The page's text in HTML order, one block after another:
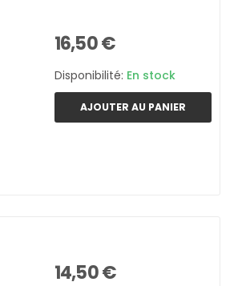
16,50 €
Disponibilité: En stock
AJOUTER AU PANIER
14,50 €